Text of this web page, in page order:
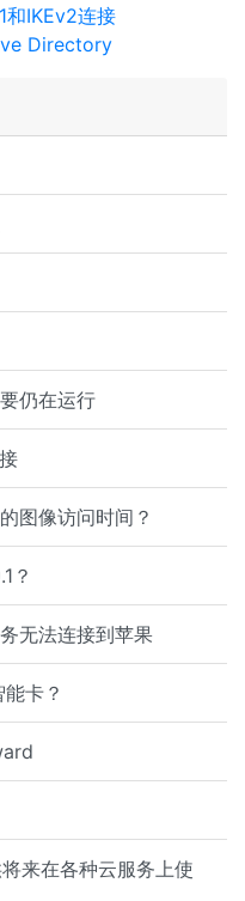
仍在运行
图像访问时间？
？
无法连接到苹果
卡？
来在各种云服务上使
和IKEv2连接
Directory